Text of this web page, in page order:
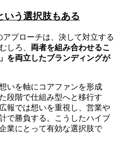
いう選択肢もある
プローチは、決して対立する
しろ、 両者を組み合わせるこ
を両立したブランディングが
いを軸にコアファンを形成
段階で仕組み型へと移行す
報では想いを重視し、営業や
で勝負する。こうしたハイブ
業にとって有効な選択肢で